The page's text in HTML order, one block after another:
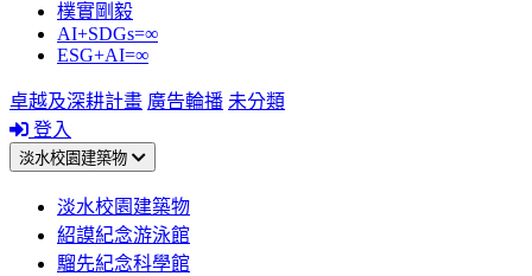
樸實剛毅
AI+SDGs=∞
ESG+AI=∞
卓越及深耕計畫 廣告輪播 未分類
登入
淡水校園建築物
淡水校園建築物
紹謨紀念游泳館
騮先紀念科學館